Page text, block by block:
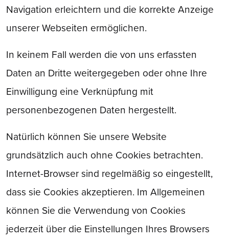
Navigation erleichtern und die korrekte Anzeige
unserer Webseiten ermöglichen.
In keinem Fall werden die von uns erfassten
Daten an Dritte weitergegeben oder ohne Ihre
Einwilligung eine Verknüpfung mit
personenbezogenen Daten hergestellt.
Natürlich können Sie unsere Website
grundsätzlich auch ohne Cookies betrachten.
Internet-Browser sind regelmäßig so eingestellt,
dass sie Cookies akzeptieren. Im Allgemeinen
können Sie die Verwendung von Cookies
jederzeit über die Einstellungen Ihres Browsers